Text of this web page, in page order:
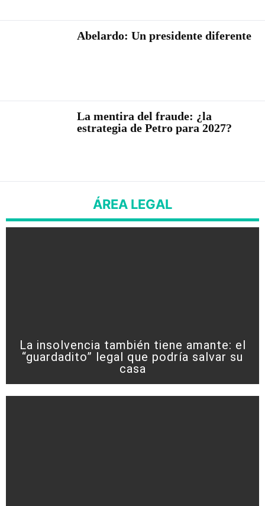
Abelardo: Un presidente diferente
La mentira del fraude: ¿la
estrategia de Petro para 2027?
ÁREA LEGAL
La insolvencia también tiene amante: el
“guardadito” legal que podría salvar su
casa